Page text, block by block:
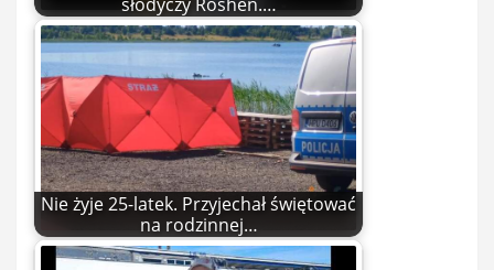
Nie żyje 25-latek. Przyjechał świętować
na rodzinnej…